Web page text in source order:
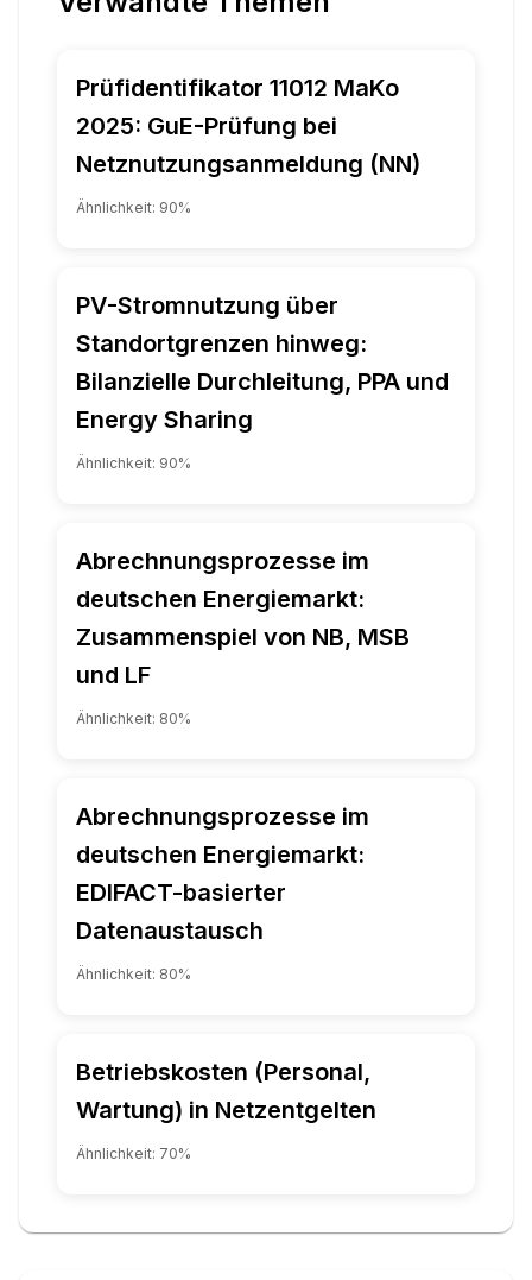
Prüfidentifikator 11012 MaKo
2025: GuE-Prüfung bei
Netznutzungsanmeldung (NN)
Ähnlichkeit: 90%
PV-Stromnutzung über
Standortgrenzen hinweg:
Bilanzielle Durchleitung, PPA und
Energy Sharing
Ähnlichkeit: 90%
Abrechnungsprozesse im
deutschen Energiemarkt:
Zusammenspiel von NB, MSB
und LF
Ähnlichkeit: 80%
Abrechnungsprozesse im
deutschen Energiemarkt:
EDIFACT-basierter
Datenaustausch
Ähnlichkeit: 80%
Betriebskosten (Personal,
Wartung) in Netzentgelten
Ähnlichkeit: 70%